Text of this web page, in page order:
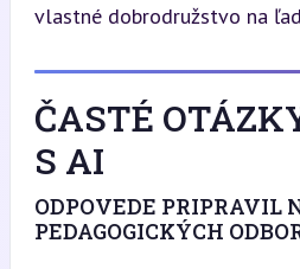
vlastné dobrodružstvo na
ČASTÉ
S AI
ODPOVEDE PRIPRAVIL
PEDAGOGICKÝCH